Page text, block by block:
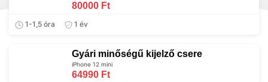
80000 Ft
1-1,5 óra 1 év
Gyári minőségű kijelző csere
iPhone 12 mini
64990 Ft